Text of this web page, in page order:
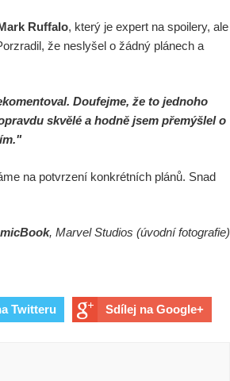
Ruffalo, který je expert na spoilery, ale
že neslyšel o žádný plánech a
Doufejme, že to jednoho
skvělé a hodně jsem přemýšlel o
na potvrzení konkrétních plánů. Snad
, Marvel Studios (úvodní fotografie)
Twitteru Sdílej na Google+